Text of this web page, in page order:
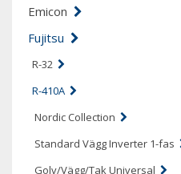
Emicon
Fujitsu
R-32
R-410A
Nordic Collection
Standard Vägg Inverter 1-fas
Golv/Vägg/Tak Universal